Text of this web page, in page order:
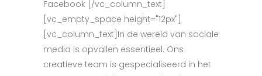
Facebook [/vc_column_text]
[vc_empty_space height="12px"]
[vc_column_text]In de wereld van sociale
media is opvallen essentieel. Ons
creatieve team is gespecialiseerd in het